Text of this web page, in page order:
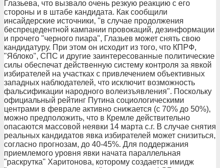
Глазьева, что вызвало очень резкую реакцию с его
стороны и в штабе кандидата. Как сообщили
инсайдерские источники, "в случае продолжения
беспрецедентной кампании провокаций, дезинформации
и прочего "черного пиара", Глазьев может снять свою
кандидатуру. При этом он исходит из того, что КПРФ,
"Яблоко", СПС и другие заинтересованные политические
силы обеспечат действенную систему контроля за явкой
избирателей на участках с привлечением объективных
западных наблюдателей, что исключит возможность
фальсификации народного волеизъявления". Поскольку
официальный рейтинг Путина социологическими
центрами в феврале активно снижается (с 70% до 50%),
можно предположить, что в Кремле действительно
опасаются массовой неявки 14 марта с.г. В случае снятия
реальных кандидатов явка избирателей может снизиться,
согласно прогнозам, до 40-45%. Для поддержания
приемлемого уровня явки начата параллельная
"раскрутка" Харитонова, которому создается имидж